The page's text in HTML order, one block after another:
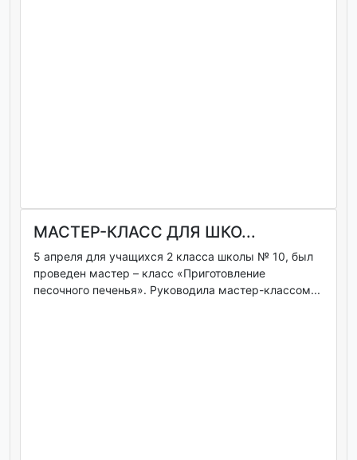
МАСТЕР-КЛАСС ДЛЯ ШКО...
5 апреля для учащихся 2 класса школы № 10, был
проведен мастер – класс «Приготовление
песочного печенья». Руководила мастер-классом...